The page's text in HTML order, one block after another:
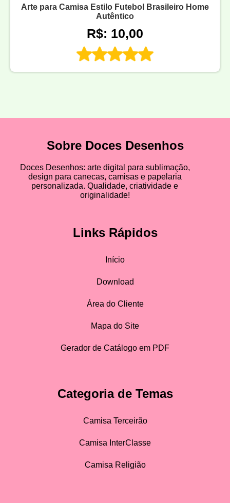
Arte para Camisa Estilo Futebol Brasileiro Home
Autêntico
R$: 10,00
Sobre Doces Desenhos
Doces Desenhos: arte digital para sublimação,
design para canecas, camisas e papelaria
personalizada. Qualidade, criatividade e
originalidade!
Links Rápidos
Início
Download
Área do Cliente
Mapa do Site
Gerador de Catálogo em PDF
Categoria de Temas
Camisa Terceirão
Camisa InterClasse
Camisa Religião